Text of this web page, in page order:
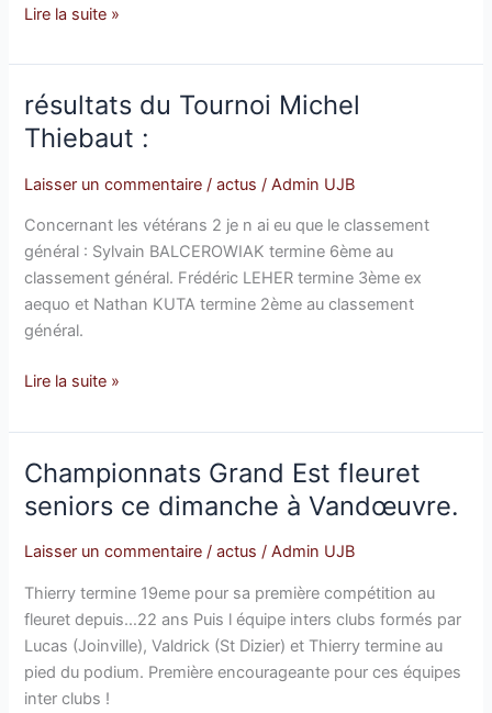
Lire la suite »
résultats du Tournoi Michel
Thiebaut :
Laisser un commentaire /actus /Admin UJB
Concernant les vétérans 2 je n ai eu que le classement
général : Sylvain BALCEROWIAK termine 6ème au
classement général. Frédéric LEHER termine 3ème ex
aequo et Nathan KUTA termine 2ème au classement
général.
résultats
du
Tournoi
Michel
:
Lire la suite »
Championnats Grand Est fleuret
seniors ce dimanche à Vandœuvre.
Laisser un commentaire /actus /Admin UJB
Thierry termine 19eme pour sa première compétition au
fleuret depuis…22 ans Puis l équipe inters clubs formés par
Lucas (Joinville), Valdrick (St Dizier) et Thierry termine au
pied du podium. Première encourageante pour ces équipes
inter clubs !
Championnats
Grand
Est
fleuret
ce
dimanche
à
Vandœuvre.